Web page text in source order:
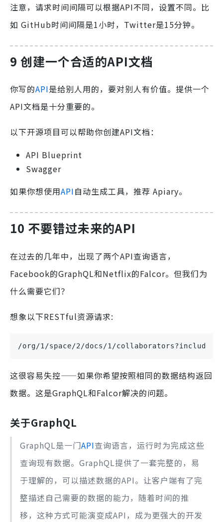
注意，请求时间间隔可以根据API不同，设置不同。比
如 GitHub时间间隔是1小时，Twitter是15分钟。
9 创建一个合适的API文档
你写的API是给别人用的，要对别人有价值。提供一个
API文档是十分重要的。
以下开源项目可以帮助你创建API文档：
API Blueprint
Swagger
如果你想使用API自动生成工具，推荐 Apiary。
10 不要错过未来的API
在过去的几年中，出现了两个API查询语言，
Facebook的GraphQL和Netflix的Falcor。但我们为
什么需要它们？
想象以下RESTful资源请求:
/org/1/space/2/docs/1/
这很容易失控——如果你希望按照相同的数据结构返回
数据。这是GraphQL和Falcor解决的问题。
关于GraphQL
GraphQL是一门API查询语言，运行时为完成这些
查询现有数据。GraphQL提供了一套完整的，易
于理解的，可以描述数据的API。让客户端有了完
整描述自己需要的数据的能力，随着时间的推
移，这种方式可能演变成API，成为更强大的开发